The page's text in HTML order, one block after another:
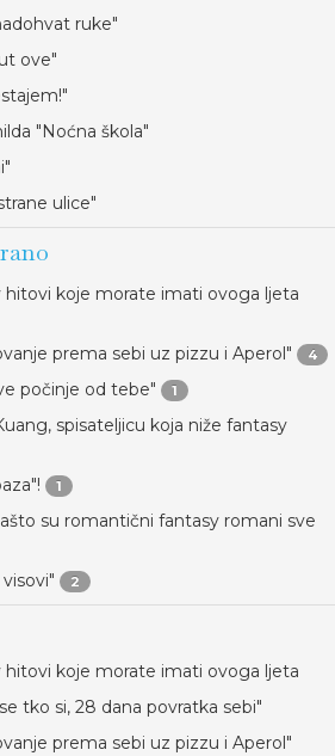
ruke"
ove"
"Noćna škola"
ulice"
koje morate imati ovoga ljeta
prema sebi uz pizzu i Aperol" 4
počinje od tebe" 1
spisateljicu koja niže fantasy
1
su romantični fantasy romani sve
2
koje morate imati ovoga ljeta
tko si, 28 dana povratka sebi"
prema sebi uz pizzu i Aperol"